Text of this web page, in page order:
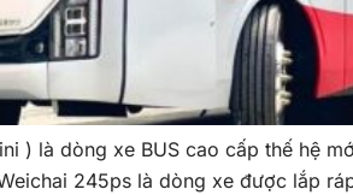
là dòng xe BUS cao cấp thế hệ
245ps là dòng xe được lắp